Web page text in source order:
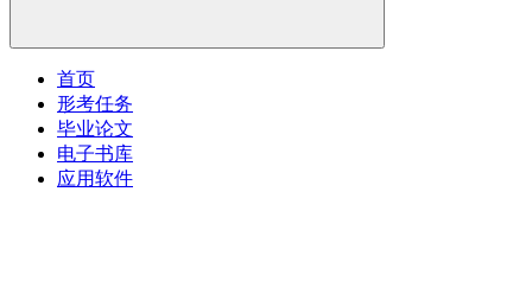
首页
形考任务
毕业论文
电子书库
应用软件